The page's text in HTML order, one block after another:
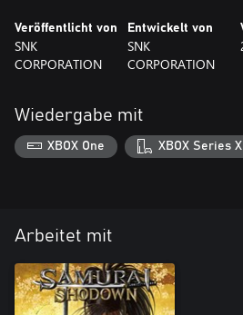
Veröffentlicht von
SNK
CORPORATION
Entwickelt von
SNK
CORPORATION
Wiedergabe mit
XBOX One XBOX Series
Arbeitet mit